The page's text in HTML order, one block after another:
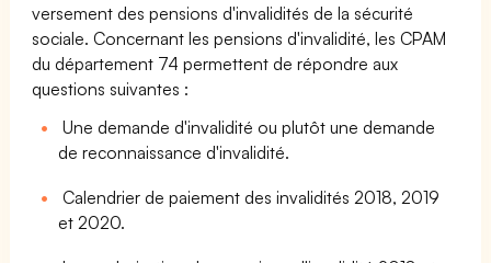
versement des pensions d'invalidités de la sécurité
sociale. Concernant les pensions d'invalidité, les CPAM
du département 74 permettent de répondre aux
questions suivantes :
Une demande d'invalidité ou plutôt une demande
de reconnaissance d'invalidité.
Calendrier de paiement des invalidités 2018, 2019
et 2020.